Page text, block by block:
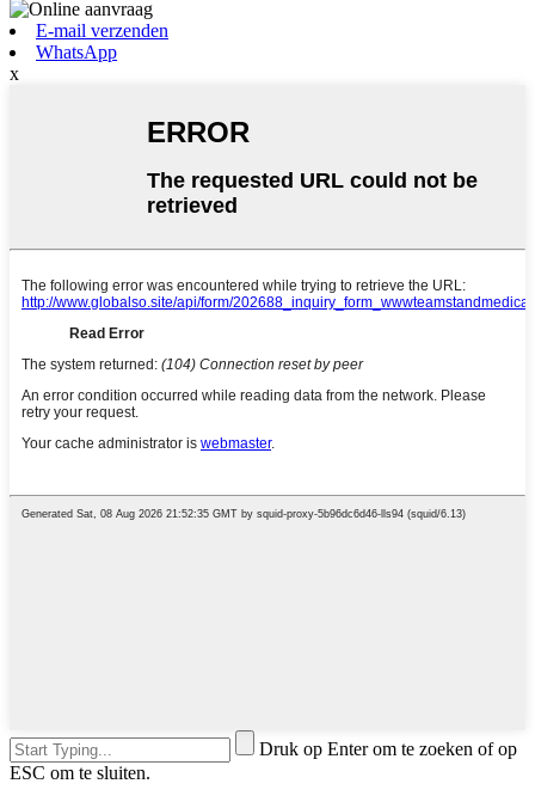
E-mail verzenden
WhatsApp
x
Druk op Enter om te zoeken of op
ESC om te sluiten.